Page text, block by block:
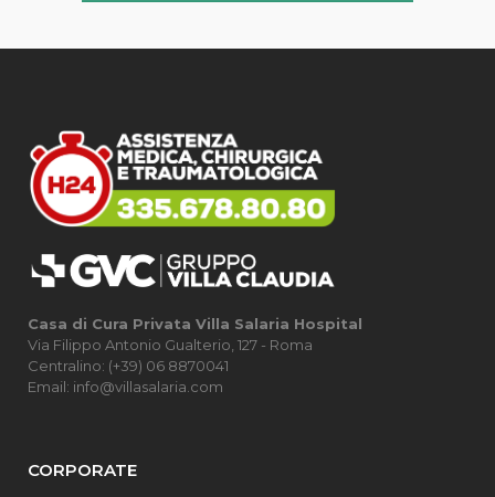
Casa di Cura Privata Villa Salaria Hospital
Via Filippo Antonio Gualterio, 127 - Roma
Centralino: (+39) 06 8870041
Email: info@villasalaria.com
CORPORATE